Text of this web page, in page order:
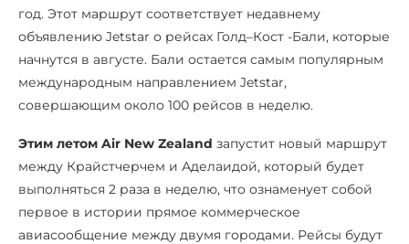
год. Этот маршрут соответствует недавнему
объявлению Jetstar о рейсах Голд–Кост -Бали, которые
начнутся в августе. Бали остается самым популярным
международным направлением Jetstar,
совершающим около 100 рейсов в неделю.
Этим летом Air New Zealand запустит новый маршрут
между Крайстчерчем и Аделаидой, который будет
выполняться 2 раза в неделю, что ознаменует собой
первое в истории прямое коммерческое
авиасообщение между двумя городами. Рейсы будут